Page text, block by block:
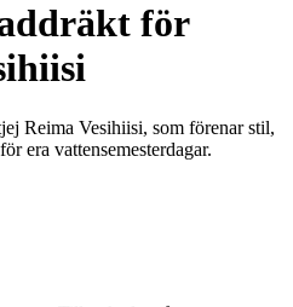
för
Reima Vesihiisi, som förenar stil,
era vattensemesterdagar.